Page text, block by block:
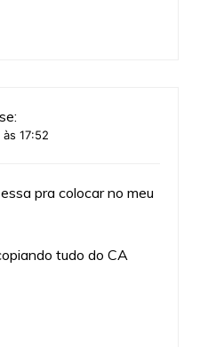
17:52
pra colocar no meu
tudo do CA